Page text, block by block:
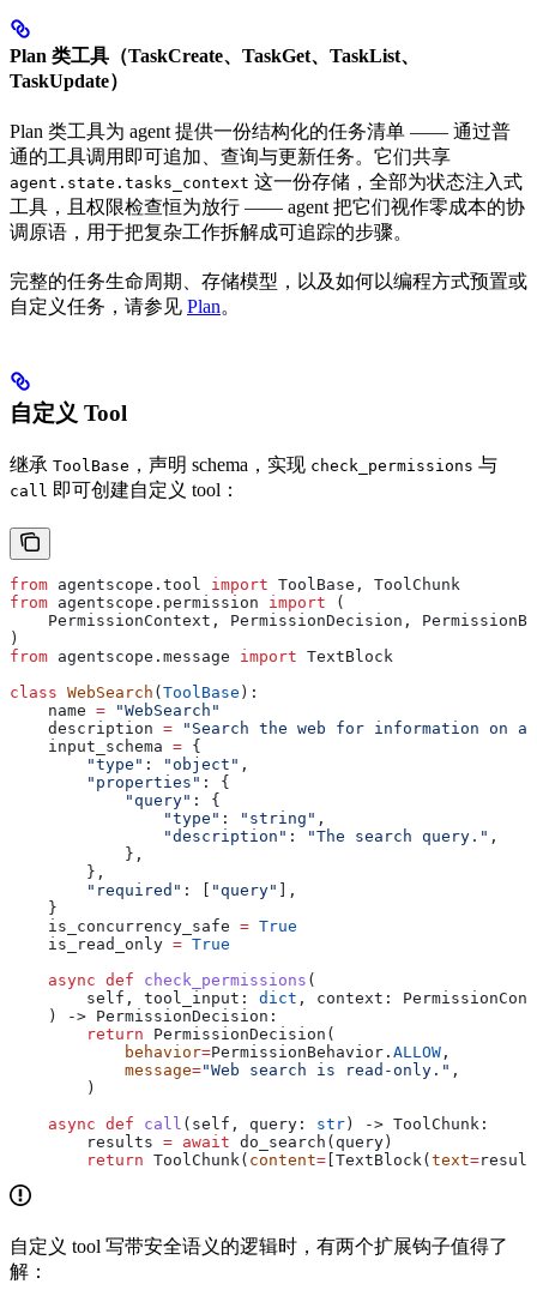
Plan 类工具（TaskCreate、TaskGet、TaskList、
TaskUpdate）
Plan 类工具为 agent 提供一份结构化的任务清单 —— 通过普
通的工具调用即可追加、查询与更新任务。它们共享
agent.state.tasks_context 这一份存储，全部为状态注入式
工具，且权限检查恒为放行 —— agent 把它们视作零成本的协
调原语，用于把复杂工作拆解成可追踪的步骤。
完整的任务生命周期、存储模型，以及如何以编程方式预置或
自定义任务，请参见 Plan。
自定义 Tool
继承 ToolBase ，声明 schema，实现 check_permissions 与
call 即可创建自定义 tool：
from agentscope.tool import ToolBase, ToolChunk
from agentscope.permission import (
PermissionContext, PermissionDecision,
)
from agentscope.message import TextBlock
class WebSearch ( ToolBase ):
    name
= "WebSearch"
    description
= "Search the web for information on a
    input_schema
= {
        "type"
: "object" ,
        "properties"
: {
            "query"
: {
                "type"
: "string" ,
                "description"
: "The search query." ,
            },
        },
        "required"
: [ "query"
],
    }
    is_concurrency_safe
= True
    is_read_only
= True
    async
def check_permissions (
        self
, tool_input : dict , context :
    ) -> PermissionDecision:
        return
PermissionDecision(
            behavior
=PermissionBehavior. ALLOW ,
            message
="Web search is read-only." ,
        )
    async
def call ( self , query : str ) -> ToolChunk:
        results
= await do_search(query)
        return
ToolChunk( content= [TextBlock( text=
自定义 tool 写带安全语义的逻辑时，有两个扩展钩子值得了
解：